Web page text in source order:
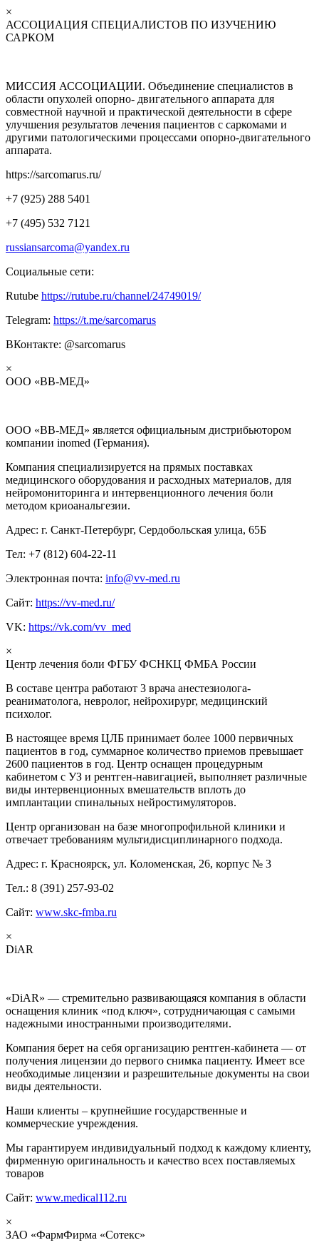
×
АССОЦИАЦИЯ СПЕЦИАЛИСТОВ ПО ИЗУЧЕНИЮ
САРКОМ
МИССИЯ АССОЦИАЦИИ. Объединение специалистов в
области опухолей опорно- двигательного аппарата для
совместной научной и практической деятельности в сфере
улучшения результатов лечения пациентов с саркомами и
другими патологическими процессами опорно-двигательного
аппарата.
https://sarcomarus.ru/
+7 (925) 288 5401
+7 (495) 532 7121
russiansarcoma@yandex.ru
Социальные сети:
Rutube https://rutube.ru/channel/24749019/
Telegram: https://t.me/sarcomarus
ВКонтакте: @sarcomarus
×
ООО «ВВ-МЕД»
ООО «ВВ-МЕД» является официальным дистрибьютором
компании inomed (Германия).
Компания специализируется на прямых поставках
медицинского оборудования и расходных материалов, для
нейромониторинга и интервенционного лечения боли
методом криоанальгезии.
Адрес: г. Санкт-Петербург, Сердобольская улица, 65Б
Тел: +7 (812) 604-22-11
Электронная почта: info@vv-med.ru
Сайт: https://vv-med.ru/
VK: https://vk.com/vv_med
×
Центр лечения боли ФГБУ ФСНКЦ ФМБА России
В составе центра работают 3 врача анестезиолога-
реаниматолога, невролог, нейрохирург, медицинский
психолог.
В настоящее время ЦЛБ принимает более 1000 первичных
пациентов в год, суммарное количество приемов превышает
2600 пациентов в год. Центр оснащен процедурным
кабинетом с УЗ и рентген-навигацией, выполняет различные
виды интервенционных вмешательств вплоть до
имплантации спинальных нейростимуляторов.
Центр организован на базе многопрофильной клиники и
отвечает требованиям мультидисциплинарного подхода.
Адрес: г. Красноярск, ул. Коломенская, 26, корпус № 3
Тел.: 8 (391) 257-93-02
Сайт: www.skc-fmba.ru
×
DiAR
«DiAR» — стремительно развивающаяся компания в области
оснащения клиник «под ключ», сотрудничающая с самыми
надежными иностранными производителями.
Компания берет на себя организацию рентген-кабинета — от
получения лицензии до первого снимка пациенту. Имеет все
необходимые лицензии и разрешительные документы на свои
виды деятельности.
Наши клиенты – крупнейшие государственные и
коммерческие учреждения.
Мы гарантируем индивидуальный подход к каждому клиенту,
фирменную оригинальность и качество всех поставляемых
товаров
Сайт: www.medical112.ru
×
ЗАО «ФармФирма «Сотекс»